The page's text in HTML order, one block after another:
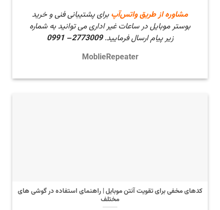
مشاوره از طریق واتس‌آپ برای پشتیبانی فنی و خرید
بوستر موبایل در ساعات غیر اداری می توانید به شماره
زیر پیام ارسال فرمایید. 2773009– 0991
MoblieRepeater
کدهای مخفی برای تقویت آنتن موبایل | راهنمای استفاده در گوشی های
مختلف